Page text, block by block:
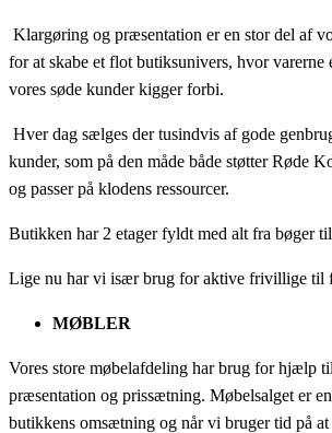
Klargøring og præsentation er en stor del af
for at skabe et flot butiksunivers, hvor varerne
vores søde kunder kigger forbi.
Hver dag sælges der tusindvis af gode
kunder, som på den måde både støtter Røde
og passer på klodens ressourcer.
Butikken har 2 etager fyldt med alt fra bøger til
Lige nu har vi især brug for aktive frivillige til
MØBLER
Vores store møbelafdeling har brug for hjælp
præsentation og prissætning. Møbelsalget er
butikkens omsætning og når vi bruger tid på